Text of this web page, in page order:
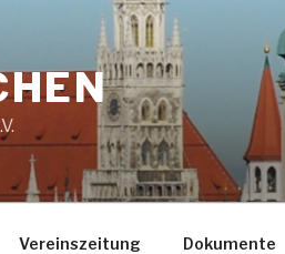
Vereinszeitung Dokumente